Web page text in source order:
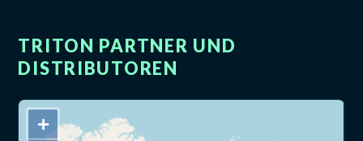
TRITON PARTNER UND
DISTRIBUTOREN
+